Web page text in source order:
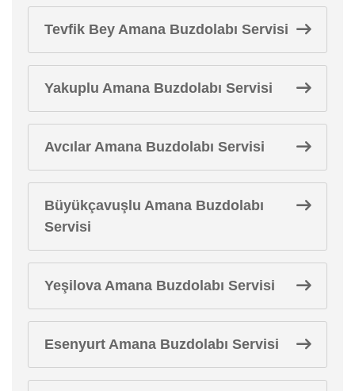
Tevfik Bey Amana Buzdolabı Servisi
Yakuplu Amana Buzdolabı Servisi
Avcılar Amana Buzdolabı Servisi
Büyükçavuşlu Amana Buzdolabı
Servisi
Yeşilova Amana Buzdolabı Servisi
Esenyurt Amana Buzdolabı Servisi